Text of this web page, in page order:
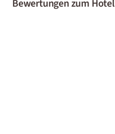
Bewertungen zum Hotel